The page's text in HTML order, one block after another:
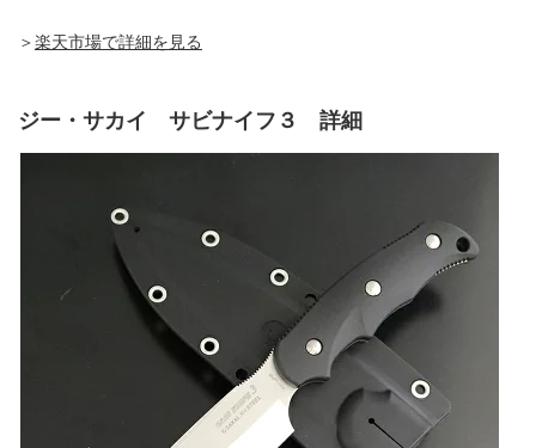
＞楽天市場で詳細を見る
ジー・サカイ サビナイフ３ 詳細